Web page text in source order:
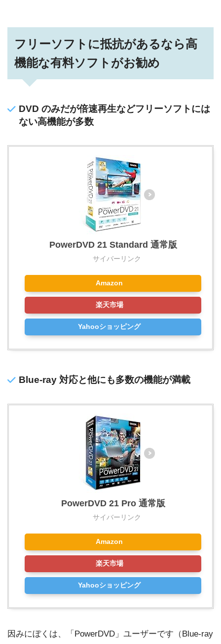
フリーソフトに抵抗があるなら高
機能な有料ソフトがお勧め
DVD のみだが倍速再生などフリーソフトには
ない高機能が多数
PowerDVD 21 Standard 通常版
サイバーリンク
Amazon
楽天市場
Yahooショッピング
Blue-ray 対応と他にも多数の機能が満載
PowerDVD 21 Pro 通常版
サイバーリンク
Amazon
楽天市場
Yahooショッピング
因みにぼくは、「PowerDVD」ユーザーです（Blue-ray